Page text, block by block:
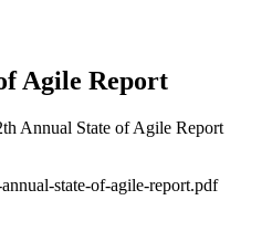
Agile Report
Annual State of Agile Report
state-of-agile-report.pdf